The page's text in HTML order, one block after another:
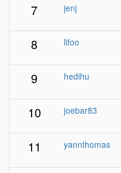
7 jenj
8 lifoo
9 hedihu
10 joebar83
11 yannthomas